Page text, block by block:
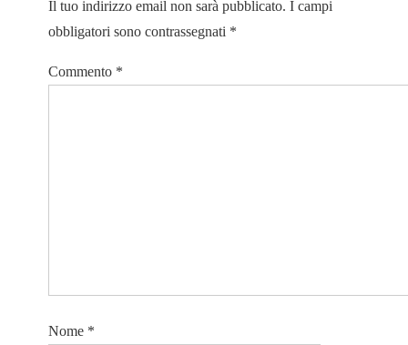
Il tuo indirizzo email non sarà pubblicato. I campi
obbligatori sono contrassegnati *
Commento *
Nome *